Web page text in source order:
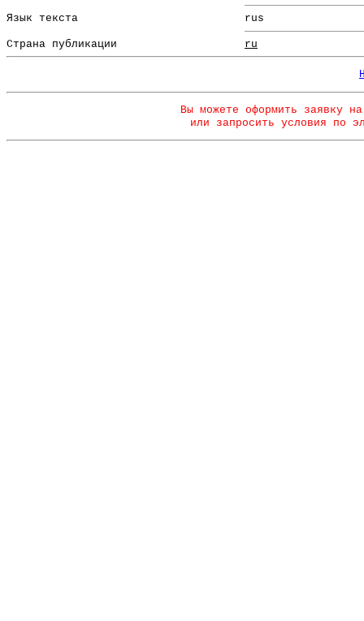
Язык текста rus
Страна публикации ru
Вы можете оформить заявку
или запросить условия по